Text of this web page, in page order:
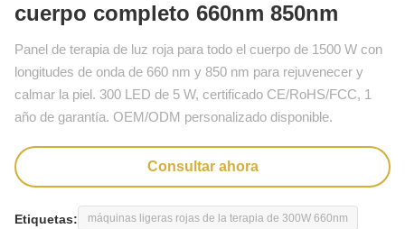
cuerpo completo 660nm 850nm
Panel de terapia de luz roja para todo el cuerpo de 1500 W con
longitudes de onda de 660 nm y 850 nm para rejuvenecer y
calmar la piel. 300 LED de 5 W, certificado CE/RoHS/FCC, 1
año de garantía. OEM/ODM personalizado disponible.
Consultar ahora
Etiquetas: máquinas ligeras rojas de la terapia de 300W 660nm